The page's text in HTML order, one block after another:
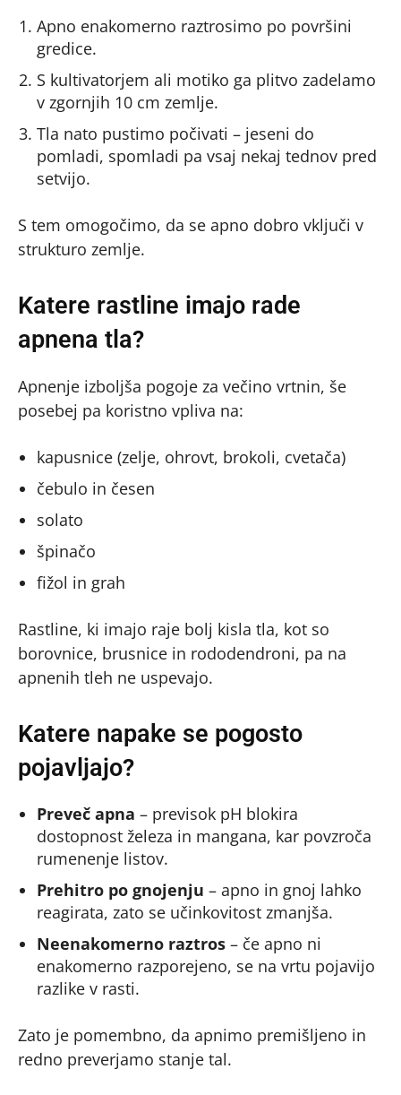
Apno enakomerno raztrosimo po površini
gredice.
S kultivatorjem ali motiko ga plitvo zadelamo
v zgornjih 10 cm zemlje.
Tla nato pustimo počivati – jeseni do
pomladi, spomladi pa vsaj nekaj tednov pred
setvijo.
S tem omogočimo, da se apno dobro vključi v
strukturo zemlje.
Katere rastline imajo rade
apnena tla?
Apnenje izboljša pogoje za večino vrtnin, še
posebej pa koristno vpliva na:
kapusnice (zelje, ohrovt, brokoli, cvetača)
čebulo in česen
solato
špinačo
fižol in grah
Rastline, ki imajo raje bolj kisla tla, kot so
borovnice, brusnice in rododendroni, pa na
apnenih tleh ne uspevajo.
Katere napake se pogosto
pojavljajo?
Preveč apna – previsok pH blokira
dostopnost železa in mangana, kar povzroča
rumenenje listov.
Prehitro po gnojenju – apno in gnoj lahko
reagirata, zato se učinkovitost zmanjša.
Neenakomerno raztros – če apno ni
enakomerno razporejeno, se na vrtu pojavijo
razlike v rasti.
Zato je pomembno, da apnimo premišljeno in
redno preverjamo stanje tal.